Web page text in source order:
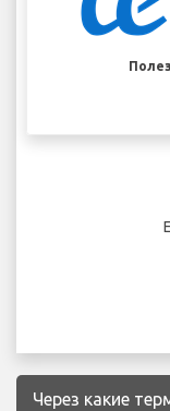
Через какие